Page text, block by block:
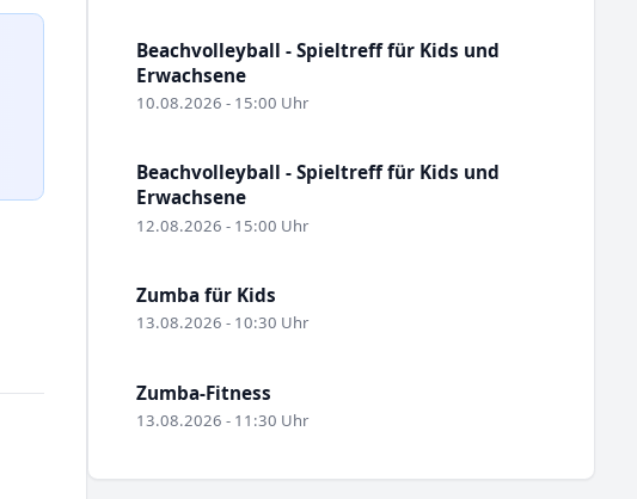
Beachvolleyball - Spieltreff für Kids und
Erwachsene
10.08.2026 - 15:00 Uhr
Beachvolleyball - Spieltreff für Kids und
Erwachsene
12.08.2026 - 15:00 Uhr
Zumba für Kids
13.08.2026 - 10:30 Uhr
Zumba-Fitness
13.08.2026 - 11:30 Uhr